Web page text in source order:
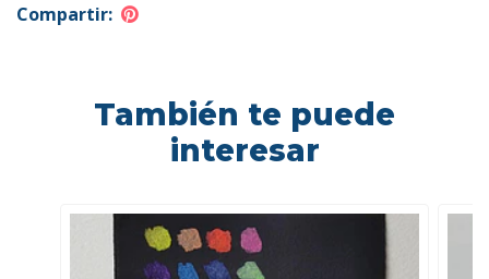
Compartir:
También te puede
interesar